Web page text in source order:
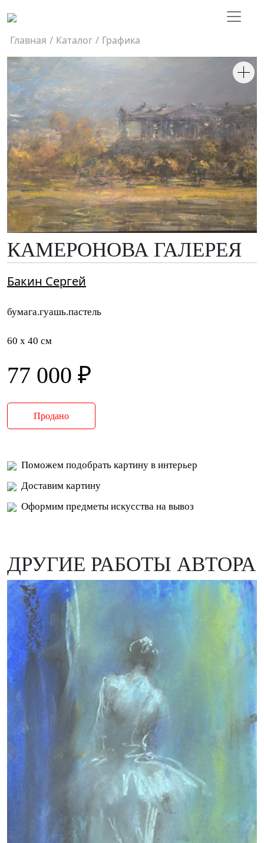
Главная / Каталог / Графика
КАМЕРОНОВА ГАЛЕРЕЯ
Бакин Сергей
бумага.гуашь.пастель
60 x 40 см
77 000 ₽
Продано
Поможем подобрать картину в интерьер
Доставим картину
Оформим предметы искусства на вывоз
ДРУГИЕ РАБОТЫ АВТОРА